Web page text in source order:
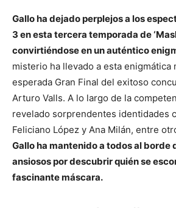
Gallo ha dejado perplejos a los
3 en esta tercera temporada de
convirtiéndose en un auténtico
misterio ha llevado a esta enigmática
esperada Gran Final del exitoso
Arturo Valls. A lo largo de la
revelado sorprendentes identidades
Feliciano López y Ana Milán, entre
Gallo ha mantenido a todos al borde
ansiosos por descubrir quién se
fascinante máscara.